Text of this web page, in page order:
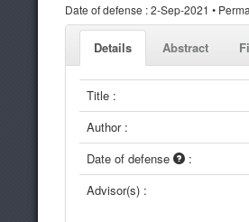
Date of defense : 2-Sep-2021 •
Details Abstract
Title :
Author :
Date of defense
:
Advisor(s) :